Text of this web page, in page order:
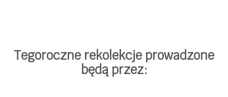
Tegoroczne rekolekcje prowadzone
będą przez: